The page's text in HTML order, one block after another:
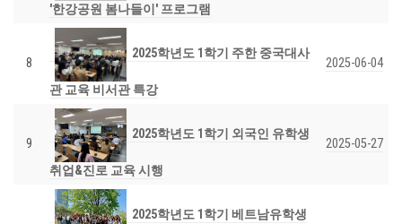
'한강공원 봄나들이' 프로그램
8
2025학년도 1학기 주한 중국대사
관 교육 비서관 특강
2025-06-04
9
2025학년도 1학기 외국인 유학생
취업&진로 교육 시행
2025-05-27
2025학년도 1학기 베트남유학생